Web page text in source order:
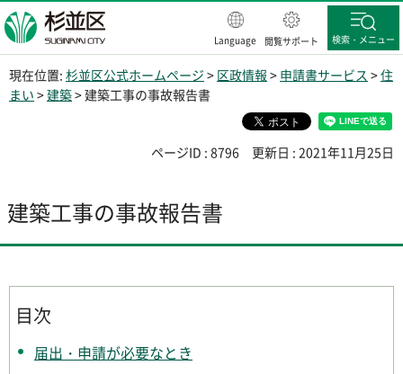
杉並区
Language 閲覧サポート 検索・メニュー
現在位置: 杉並区公式ホームページ > 区政情報 > 申請書サービス >住
まい >建築> 建築工事の事故報告書
ページID : 8796 更新日 : 2021年11月25日
建築工事の事故報告書
目次
届出・申請が必要なとき